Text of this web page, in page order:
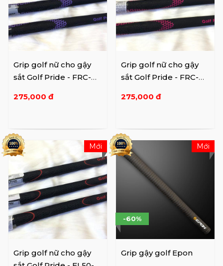
Grip golf nữ cho gậy
sắt Golf Pride - FRC-
275,000 đ
Grip golf nữ cho gậy
sắt Golf Pride - FRC-
275,000 đ
Grip golf nữ cho gậy
Mới
Grip gậy golf Epon
-60%
Mới